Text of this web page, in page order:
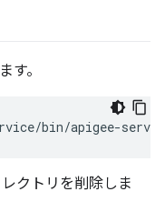
す。
bin/apigee-
クトリを削除しま